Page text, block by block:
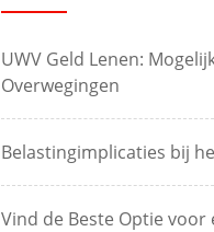
UWV Geld Lenen:
Overwegingen
Belastingimplicaties bij
Vind de Beste Optie voor